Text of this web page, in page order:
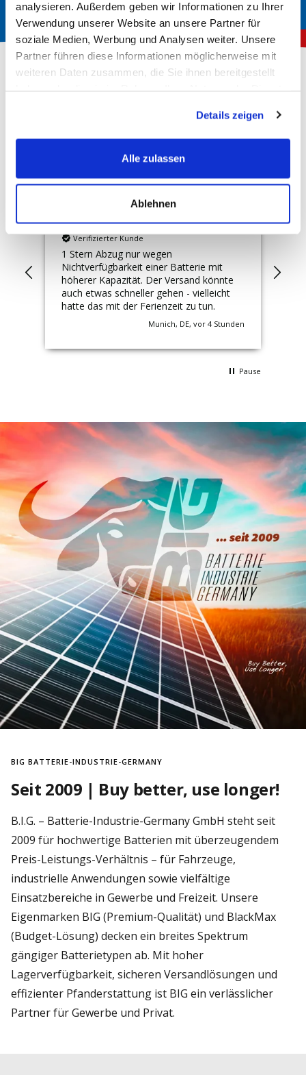
analysieren. Außerdem geben wir Informationen zu Ihrer
Verwendung unserer Website an unsere Partner für
soziale Medien, Werbung und Analysen weiter. Unsere
Partner führen diese Informationen möglicherweise mit
weiteren Daten zusammen, die Sie ihnen bereitgestellt
Details zeigen
Alle zulassen
Ablehnen
Über 150.000 zufriedene Kunden
Hervorragend 4,78 Rating
10.162 Bewertungen
Anonym
Verifizierter Kunde
1 Stern Abzug nur wegen
Nichtverfügbarkeit einer Batterie mit
höherer Kapazität. Der Versand könnte
auch etwas schneller gehen - vielleicht
hatte das mit der Ferienzeit zu tun.
Munich, DE, vor 4 Stunden
Pause
BIG BATTERIE-INDUSTRIE-GERMANY
Seit 2009 | Buy better, use longer!
B.I.G. – Batterie-Industrie-Germany GmbH steht seit
2009 für hochwertige Batterien mit überzeugendem
Preis-Leistungs-Verhältnis – für Fahrzeuge,
industrielle Anwendungen sowie vielfältige
Einsatzbereiche in Gewerbe und Freizeit. Unsere
Eigenmarken BIG (Premium-Qualität) und BlackMax
(Budget-Lösung) decken ein breites Spektrum
gängiger Batterietypen ab. Mit hoher
Lagerverfügbarkeit, sicheren Versandlösungen und
effizienter Pfanderstattung ist BIG ein verlässlicher
Partner für Gewerbe und Privat.